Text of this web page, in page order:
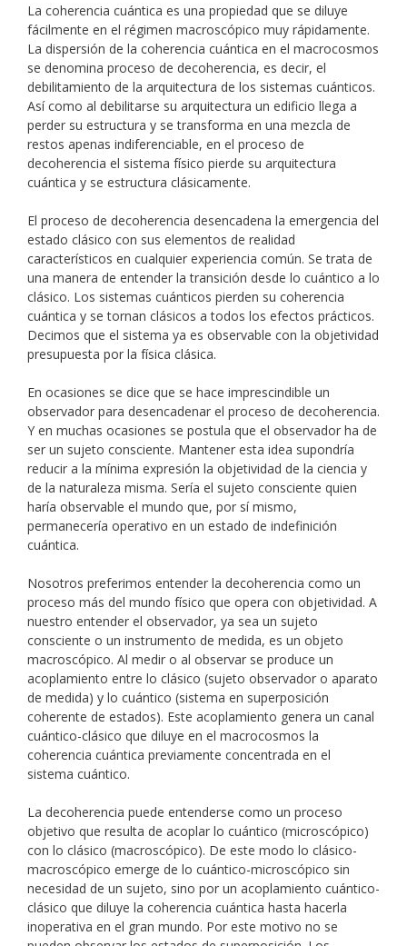
La coherencia cuántica es una propiedad que se diluye
fácilmente en el régimen macroscópico muy rápidamente.
La dispersión de la coherencia cuántica en el macrocosmos
se denomina proceso de decoherencia, es decir, el
debilitamiento de la arquitectura de los sistemas cuánticos.
Así como al debilitarse su arquitectura un edificio llega a
perder su estructura y se transforma en una mezcla de
restos apenas indiferenciable, en el proceso de
decoherencia el sistema físico pierde su arquitectura
cuántica y se estructura clásicamente.
El proceso de decoherencia desencadena la emergencia del
estado clásico con sus elementos de realidad
característicos en cualquier experiencia común. Se trata de
una manera de entender la transición desde lo cuántico a lo
clásico. Los sistemas cuánticos pierden su coherencia
cuántica y se tornan clásicos a todos los efectos prácticos.
Decimos que el sistema ya es observable con la objetividad
presupuesta por la física clásica.
En ocasiones se dice que se hace imprescindible un
observador para desencadenar el proceso de decoherencia.
Y en muchas ocasiones se postula que el observador ha de
ser un sujeto consciente. Mantener esta idea supondría
reducir a la mínima expresión la objetividad de la ciencia y
de la naturaleza misma. Sería el sujeto consciente quien
haría observable el mundo que, por sí mismo,
permanecería operativo en un estado de indefinición
cuántica.
Nosotros preferimos entender la decoherencia como un
proceso más del mundo físico que opera con objetividad. A
nuestro entender el observador, ya sea un sujeto
consciente o un instrumento de medida, es un objeto
macroscópico. Al medir o al observar se produce un
acoplamiento entre lo clásico (sujeto observador o aparato
de medida) y lo cuántico (sistema en superposición
coherente de estados). Este acoplamiento genera un canal
cuántico-clásico que diluye en el macrocosmos la
coherencia cuántica previamente concentrada en el
sistema cuántico.
La decoherencia puede entenderse como un proceso
objetivo que resulta de acoplar lo cuántico (microscópico)
con lo clásico (macroscópico). De este modo lo clásico-
macroscópico emerge de lo cuántico-microscópico sin
necesidad de un sujeto, sino por un acoplamiento cuántico-
clásico que diluye la coherencia cuántica hasta hacerla
inoperativa en el gran mundo. Por este motivo no se